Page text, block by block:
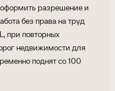
разрешение и
без права на труд
при повторных
недвижимости для
поднят со 100